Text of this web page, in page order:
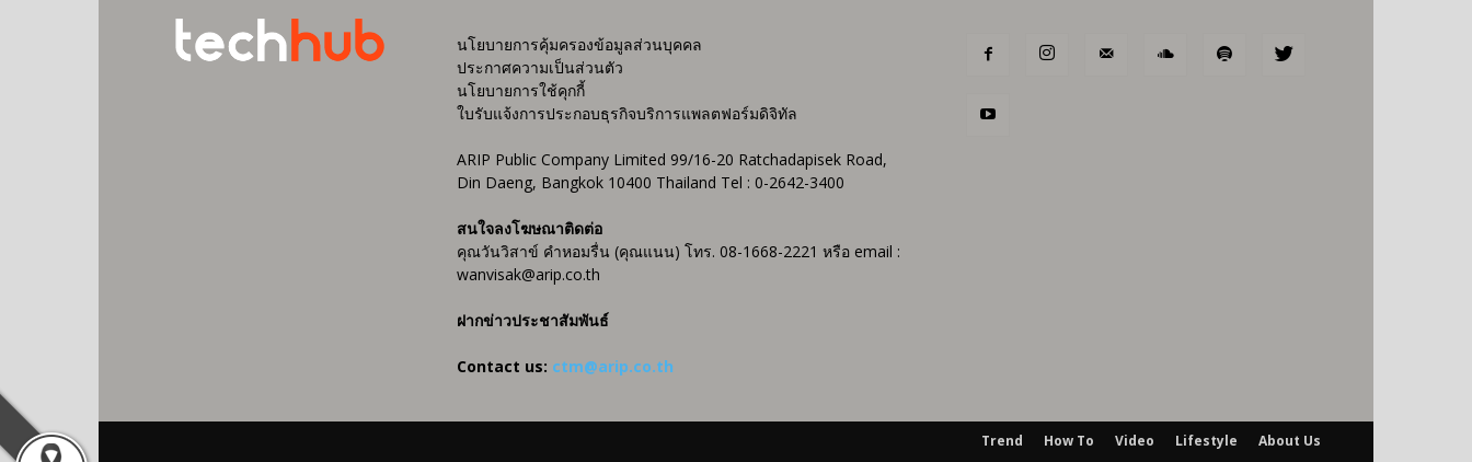
นโยบายการคุ้มครองข้อมูลส่วนบุคคล
ประกาศความเป็นส่วนตัว
นโยบายการใช้คุกกี้
ใบรับแจ้งการประกอบธุรกิจบริการแพลตฟอร์มดิจิทัล
ARIP Public Company Limited 99/16-20 Ratchadapisek Road,
Din Daeng, Bangkok 10400 Thailand Tel : 0-2642-3400
สนใจลงโฆษณาติดต่อ
คุณวันวิสาข์ คำหอมรื่น (คุณแนน) โทร. 08-1668-2221 หรือ email :
wanvisak@arip.co.th
ฝากข่าวประชาสัมพันธ์
Contact us: ctm@arip.co.th
Trend How To Video Lifestyle About Us